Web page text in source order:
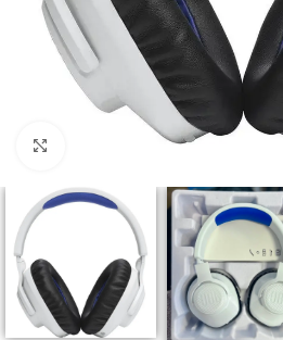
Click to enlarge